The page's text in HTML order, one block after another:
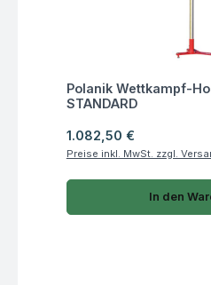
Fragen zum Artikel
Polanik Wettkampf-
STANDARD
Regulärer Preis:
1.082,50 €
Preise inkl. MwSt. zzgl.
In den